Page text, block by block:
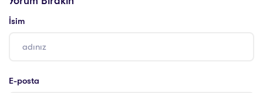
İsim
E-posta